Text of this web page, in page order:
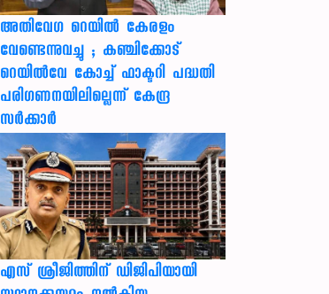
അതിവേഗ റെയിൽ കേരളം
വേണ്ടെന്നുവച്ചു ; കഞ്ചിക്കോട്
റെയിൽവേ കോച്ച് ഫാക്ടറി പദ്ധതി
പരിഗണനയിലില്ലെന്ന് കേന്ദ്ര
സർക്കാർ
എസ് ശ്രീജിത്തിന് ഡിജിപിയായി